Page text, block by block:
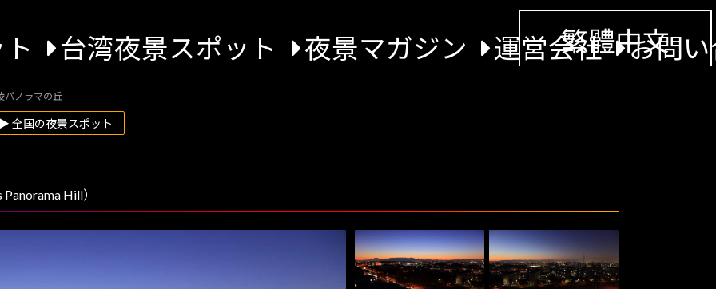
台湾夜景スポット 夜景マガジン 運営会社 お問
繁體中文
パノラマの丘
全国の夜景スポット
Hill）